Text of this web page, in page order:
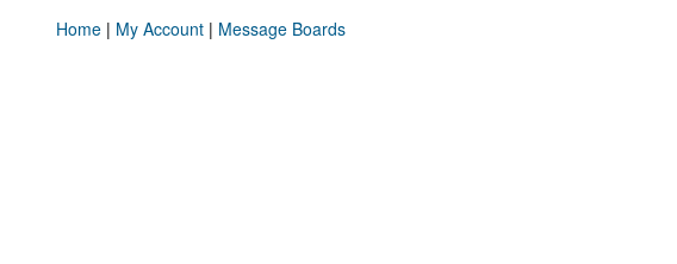
Home| My Account| Message Boards